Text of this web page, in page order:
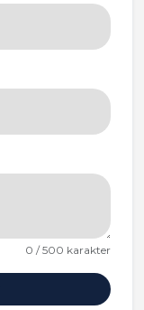
0 / 500 karakter